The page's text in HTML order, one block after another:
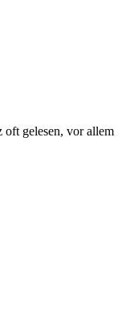
gelesen, vor allem